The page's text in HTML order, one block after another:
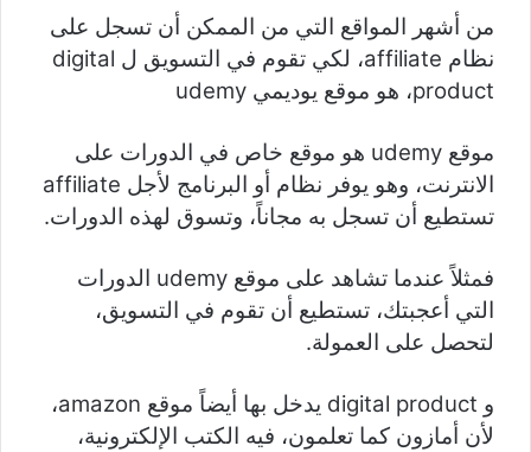
من أشهر المواقع التي من الممكن أن تسجل على
نظام affiliate، لكي تقوم في التسويق ل digital
product، هو موقع يوديمي udemy
موقع udemy هو موقع خاص في الدورات على
الانترنت، وهو يوفر نظام أو البرنامج لأجل affiliate
تستطيع أن تسجل به مجاناً، وتسوق لهذه الدورات.
فمثلاً عندما تشاهد على موقع udemy الدورات
التي أعجبتك، تستطيع أن تقوم في التسويق،
لتحصل على العمولة.
و digital product يدخل بها أيضاً موقع amazon،
لأن أمازون كما تعلمون، فيه الكتب الإلكترونية،